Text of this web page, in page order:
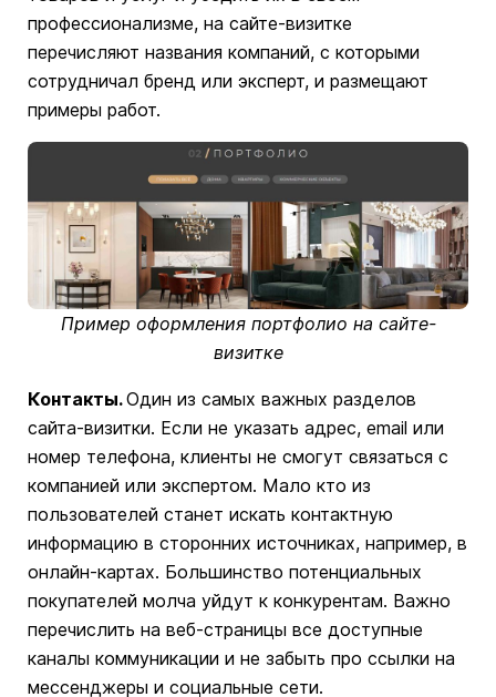
профессионализме, на сайте-визитке
перечисляют названия компаний, с которыми
сотрудничал бренд или эксперт, и размещают
примеры работ.
Пример оформления портфолио на сайте-
визитке
Контакты.Один из самых важных разделов
сайта-визитки. Если не указать адрес, email или
номер телефона, клиенты не смогут связаться с
компанией или экспертом. Мало кто из
пользователей станет искать контактную
информацию в сторонних источниках, например, в
онлайн-картах. Большинство потенциальных
покупателей молча уйдут к конкурентам. Важно
перечислить на веб-страницы все доступные
каналы коммуникации и не забыть про ссылки на
мессенджеры и социальные сети.